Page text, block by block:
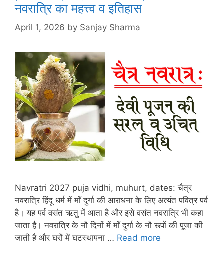
नवरात्रि का महत्त्व व इतिहास
April 1, 2026 by Sanjay Sharma
Navratri 2027 puja vidhi, muhurt, dates: चैत्र
नवरात्रि हिंदू धर्म में माँ दुर्गा की आराधना के लिए अत्यंत पवित्र पर्व
है। यह पर्व वसंत ऋतु में आता है और इसे वसंत नवरात्रि भी कहा
जाता है। नवरात्रि के नौ दिनों में माँ दुर्गा के नौ रूपों की पूजा की
जाती है और घरों में घटस्थापना … Read more